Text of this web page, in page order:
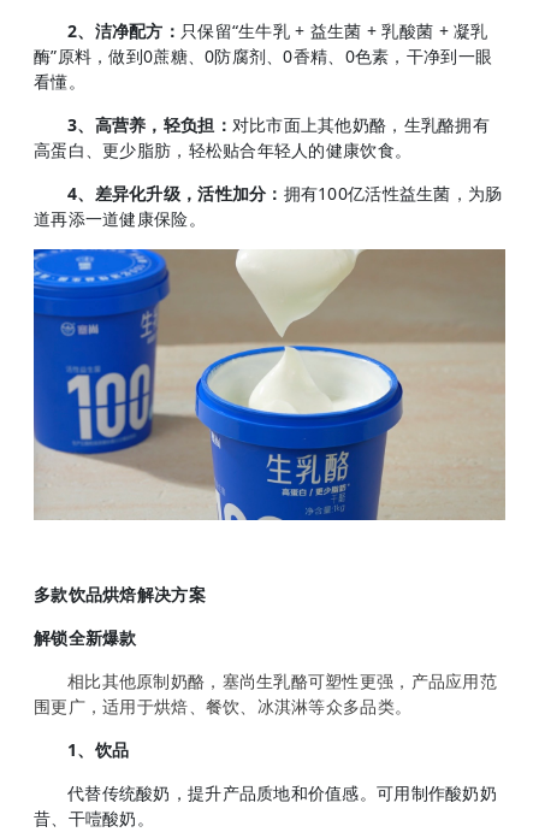
2、洁净配方： 只保留“生牛乳 + 益生菌 + 乳酸菌 + 凝乳
酶”原料，做到0蔗糖、0防腐剂、0香精、0色素，干净到一眼
看懂。
3、高营养，轻负担： 对比市面上其他奶酪，生乳酪拥有
高蛋白、更少脂肪，轻松贴合年轻人的健康饮食。
4、差异化升级，活性加分： 拥有100亿活性益生菌，为肠
道再添一道健康保险。
多款饮品烘焙解决方案
解锁全新爆款
相比其他原制奶酪，塞尚生乳酪可塑性更强，产品应用范
围更广，适用于烘焙、餐饮、冰淇淋等众多品类。
1、饮品
代替传统酸奶，提升产品质地和价值感。可用制作酸奶奶
昔、干噎酸奶。